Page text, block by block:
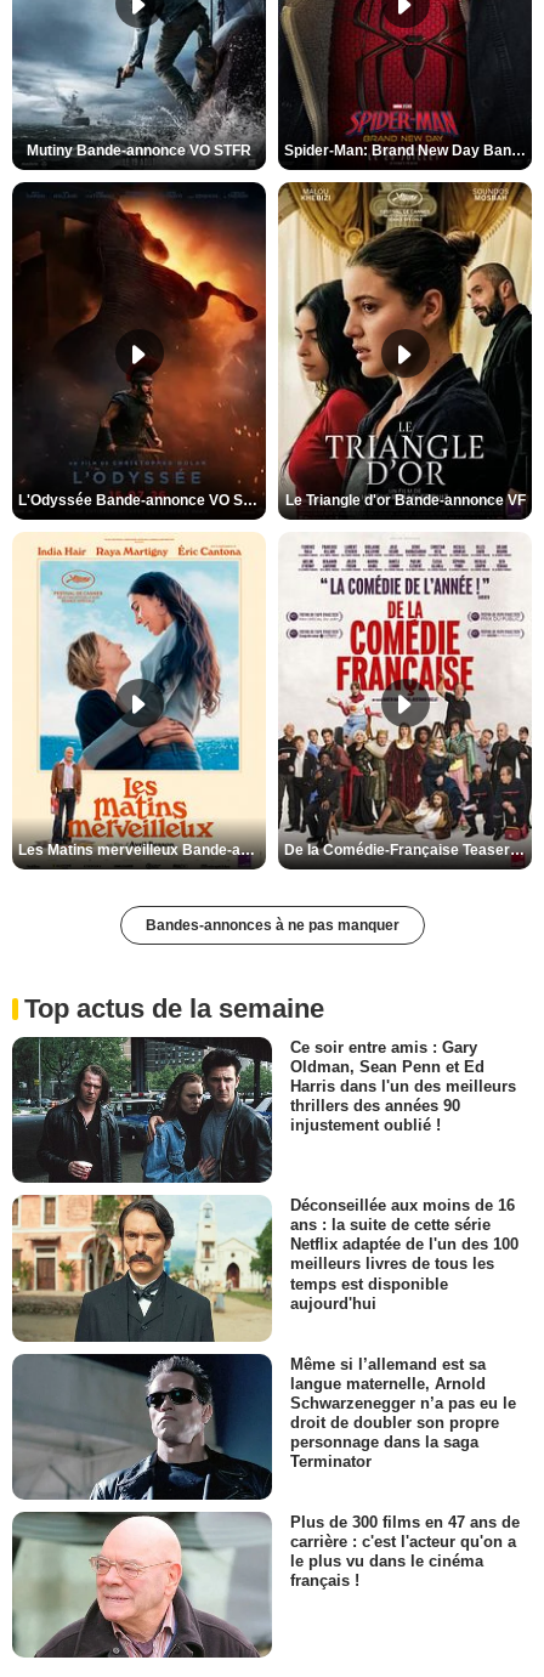
Mutiny Bande-annonce VO STFR Spider-Man: Brand New Day Bande-annonce VO STFR
L'Odyssée Bande-annonce VO STFR Le Triangle d'or Bande-annonce VF
Les Matins merveilleux Bande-annonce VF De la Comédie-Française Teaser VF
Bandes-annonces à ne pas manquer
Top actus de la semaine
Ce soir entre amis : Gary
Oldman, Sean Penn et Ed
Harris dans l'un des meilleurs
thrillers des années 90
injustement oublié !
Déconseillée aux moins de 16
ans : la suite de cette série
Netflix adaptée de l'un des 100
meilleurs livres de tous les
temps est disponible
aujourd'hui
Même si l’allemand est sa
langue maternelle, Arnold
Schwarzenegger n’a pas eu le
droit de doubler son propre
personnage dans la saga
Terminator
Plus de 300 films en 47 ans de
carrière : c'est l'acteur qu'on a
le plus vu dans le cinéma
français !